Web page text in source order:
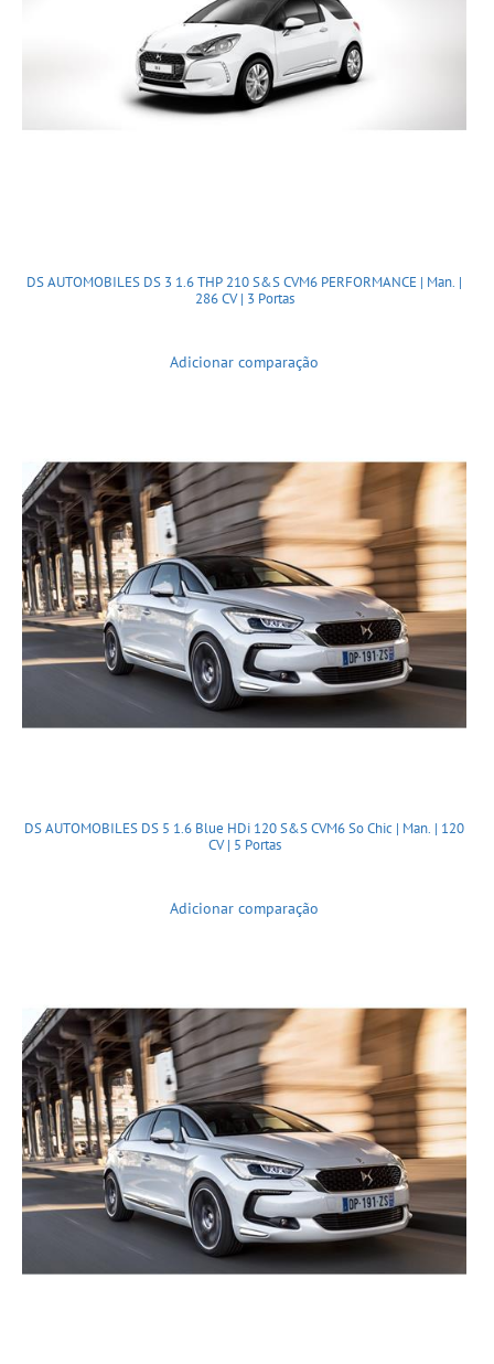
DS AUTOMOBILES DS 3 1.6 THP 210 S&S CVM6 PERFORMANCE | Man. |
286 CV | 3 Portas
Adicionar comparação
DS AUTOMOBILES DS 5 1.6 Blue HDi 120 S&S CVM6 So Chic | Man. | 120
CV | 5 Portas
Adicionar comparação